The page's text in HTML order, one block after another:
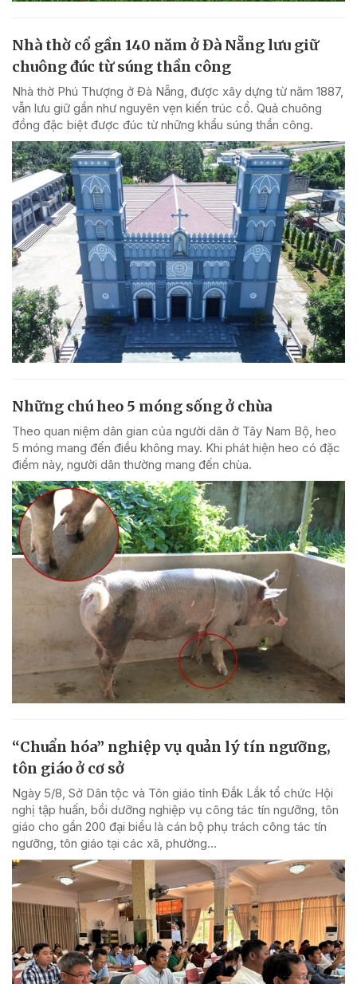
Nhà thờ cổ gần 140 năm ở Đà Nẵng lưu giữ
chuông đúc từ súng thần công
Nhà thờ Phú Thượng ở Đà Nẵng, được xây dựng từ năm 1887,
vẫn lưu giữ gần như nguyên vẹn kiến trúc cổ. Quả chuông
đồng đặc biệt được đúc từ những khẩu súng thần công.
Những chú heo 5 móng sống ở chùa
Theo quan niệm dân gian của người dân ở Tây Nam Bộ, heo
5 móng mang đến điều không may. Khi phát hiện heo có đặc
điểm này, người dân thường mang đến chùa.
“Chuẩn hóa” nghiệp vụ quản lý tín ngưỡng,
tôn giáo ở cơ sở
Ngày 5/8, Sở Dân tộc và Tôn giáo tỉnh Đắk Lắk tổ chức Hội
nghị tập huấn, bồi dưỡng nghiệp vụ công tác tín ngưỡng, tôn
giáo cho gần 200 đại biểu là cán bộ phụ trách công tác tín
ngưỡng, tôn giáo tại các xã, phường...